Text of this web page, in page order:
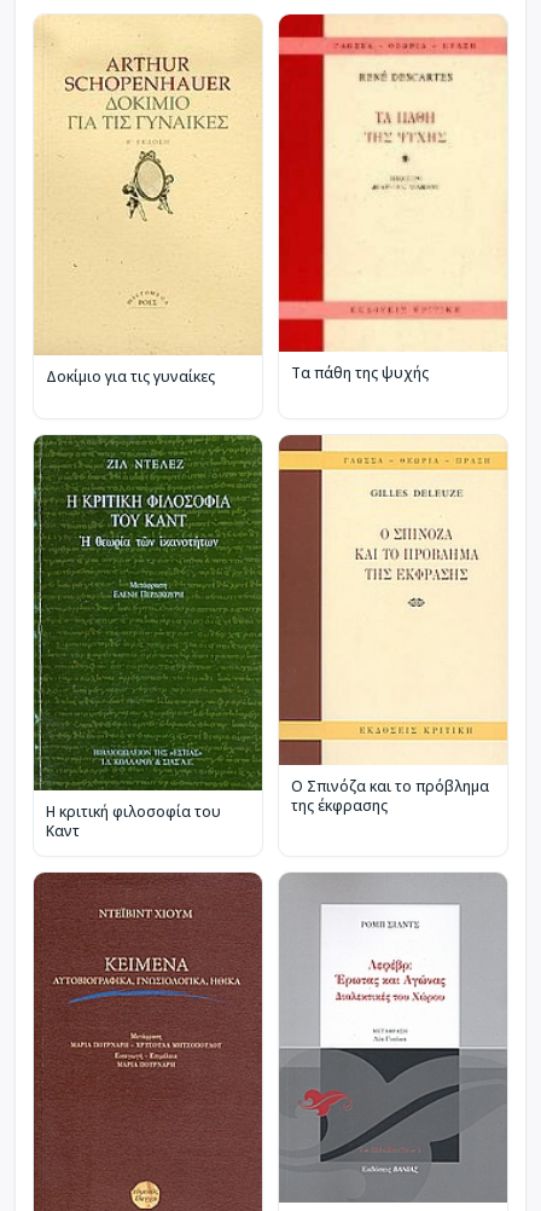
Δοκίμιο για τις γυναίκες Τα πάθη της ψυχής
Η κριτική φιλοσοφία του
Καντ
Ο Σπινόζα και το πρόβλημα
της έκφρασης